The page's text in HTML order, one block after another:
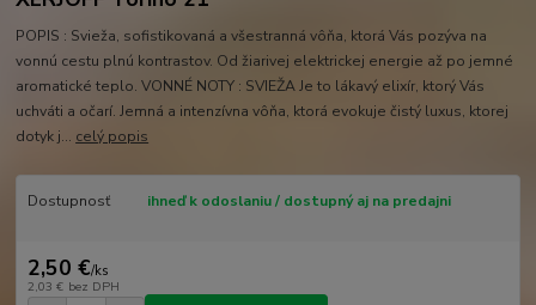
POPIS : Svieža, sofistikovaná a všestranná vôňa, ktorá Vás pozýva na
vonnú cestu plnú kontrastov. Od žiarivej elektrickej energie až po jemné
aromatické teplo. VONNÉ NOTY : SVIEŽA Je to lákavý elixír, ktorý Vás
uchváti a očarí. Jemná a intenzívna vôňa, ktorá evokuje čistý luxus, ktorej
dotyk j... celý popis
Dostupnosť ihneď k odoslaniu / dostupný aj na predajni
2,50 €/ks
2,03 € bez DPH